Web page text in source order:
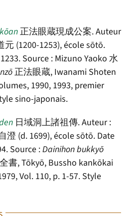
正法眼蔵現成公案. Auteur
元 (1200-1253), école sōtō.
Source : Mizuno Yaoko 水
正法眼蔵, Iwanami Shoten
1990, 1993, premier
sino-japonais.
日域洞上諸祖傳. Auteur :
澄 (d. 1699), école sōtō. Date
Source :Dainihon bukkyō
書, Tōkyō, Bussho kankōkai
Vol. 110, p. 1-57. Style